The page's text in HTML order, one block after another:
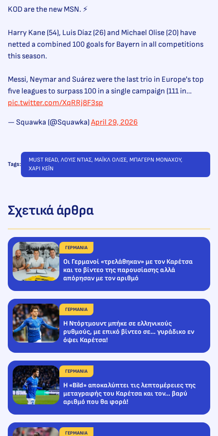
KOD are the new MSN. ⚡️
Harry Kane (54), Luis Díaz (26) and Michael Olise (20) have
netted a combined 100 goals for Bayern in all competitions
this season.
Messi, Neymar and Suárez were the last trio in Europe's top
five leagues to surpass 100 in a single campaign (111 in…
pic.twitter.com/XqRRj8F3sp
— Squawka (@Squawka)April 29, 2026
Tags:
MUST READ, ΛΟΥΙΣ ΝΤΙΑΣ, ΜΑΪΚΛ ΟΛΙΣΕ, ΜΠΑΓΕΡΝ ΜΟΝΑΧΟΥ
ΧΑΡΙ ΚΕΪΝ
Σχετικά άρθρα
ΓΕΡΜΑΝΙΑ
Οι Γερμανοί «τρελάθηκαν» με τον Καρέτσα
και το βίντεο της παρουσίασης αλλά
απόρησαν με τον αριθμό
ΓΕΡΜΑΝΙΑ
Η Ντόρτμουντ μπήκε σε ελληνικούς
ρυθμούς, με επικό βίντεο σε… γυράδικο εν
όψει Καρέτσα!
ΓΕΡΜΑΝΙΑ
Η «Bild» αποκαλύπτει τις λεπτομέρειες της
μεταγραφής του Καρέτσα και τον… βαρύ
αριθμό που θα φορά!
ΓΕΡΜΑΝΙΑ